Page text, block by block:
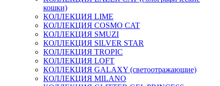
кошки)
КОЛЛЕКЦИЯ LIME
КОЛЛЕКЦИЯ COSMO CAT
КОЛЛЕКЦИЯ SMUZI
КОЛЛЕКЦИЯ SILVER STAR
КОЛЛЕКЦИЯ TROPIC
КОЛЛЕКЦИЯ LOFT
КОЛЛЕКЦИЯ GALAXY (светоотражающие)
КОЛЛЕКЦИЯ MILANO